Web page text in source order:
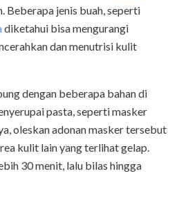
Beberapa jenis buah, seperti
diketahui bisa mengurangi
dan menutrisi kulit
dengan beberapa bahan di
pasta, seperti masker
oleskan adonan masker tersebut
kulit lain yang terlihat gelap.
30 menit, lalu bilas hingga